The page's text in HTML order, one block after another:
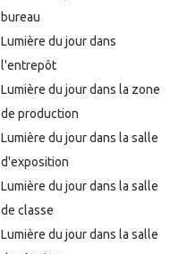
bureau
Lumière du jour dans
l'entrepôt
Lumière du jour dans la zone
de production
Lumière du jour dans la salle
d'exposition
Lumière du jour dans la salle
de classe
Lumière du jour dans la salle